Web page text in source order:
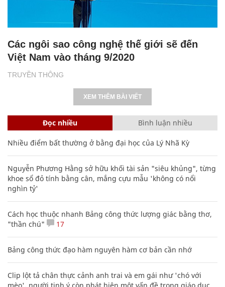
TRUYỀN THÔNG
Các ngôi sao công nghệ thế giới sẽ đến
Việt Nam vào tháng 9/2020
XEM THÊM BÀI VIẾT
Đọc nhiều Bình luận nhiều
Nhiều điểm bất thường ở bằng đại học của Lý Nhã Kỳ
Nguyễn Phương Hằng sở hữu khối tài sản "siêu khủng", từng
khoe sổ đỏ tính bằng cân, mắng cựu mẫu 'không có nổi
nghìn tỷ'
Cách học thuộc nhanh Bảng công thức lượng giác bằng thơ,
"thần chú"
17
Bảng công thức đạo hàm nguyên hàm cơ bản cần nhớ
Clip lột tả chân thực cảnh anh trai và em gái như 'chó với
mèo', người tinh ý còn phát hiện một vấn đề trong giáo dục